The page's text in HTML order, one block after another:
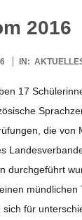
2016
IN:
17
die von
durch­ge­führt
münd­li­chen
sich für